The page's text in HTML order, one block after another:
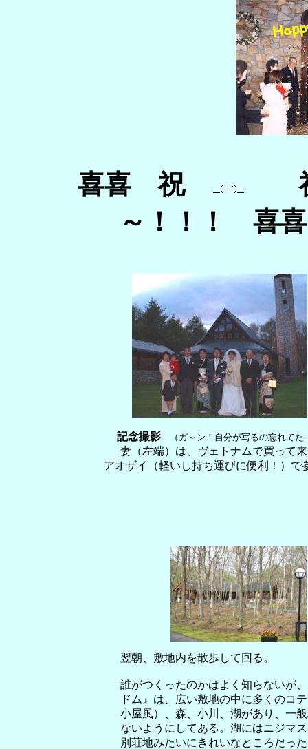
喜喜祝
～！！！ 喜
記念撮影 （ガ～ン！自分が写るの忘れて
妻（左端）は、ヴェトナムで買って
アオザイ（軽いし持ち運びに便利！）で
翌朝、敷地内を散歩して回る。
誰がつくったのかはよく知らないが
ドム』は、広い敷地の中に多くのコ
小屋風）、森、小川、湖があり、一
ないようにしてある。湖にはニジマ
別荘地みたいにきれいなところだっ